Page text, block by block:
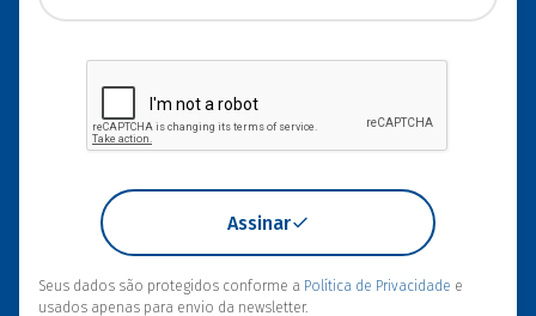
Assinar
Seus dados são protegidos conforme a Política de Privacidade e
usados apenas para envio da newsletter.